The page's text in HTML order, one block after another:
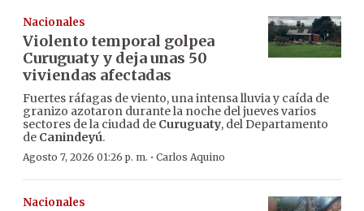
Nacionales
Violento temporal golpea
Curuguaty y deja unas 50
viviendas afectadas
Fuertes ráfagas de viento, una intensa lluvia y caída de
granizo azotaron durante la noche del jueves varios
sectores de la ciudad de Curuguaty, del Departamento
de Canindeyú.
Agosto 7, 2026 01:26 p. m. · Carlos Aquino
Nacionales